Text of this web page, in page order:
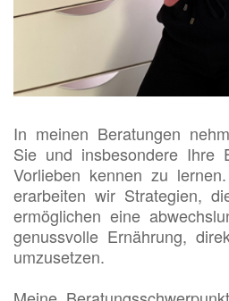
In meinen Beratungen
Sie und insbesondere Ihre
Vorlieben kennen zu
erarbeiten wir Strategien,
ermöglichen eine
genussvolle Ernährung,
umzusetzen.